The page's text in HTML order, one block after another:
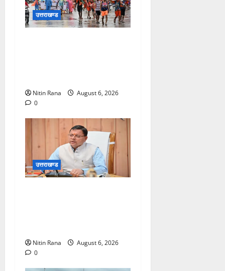
उत्तराखण्ड
Nitin Rana
August 6, 2026
0
उत्तराखण्ड
Nitin Rana
August 6, 2026
0